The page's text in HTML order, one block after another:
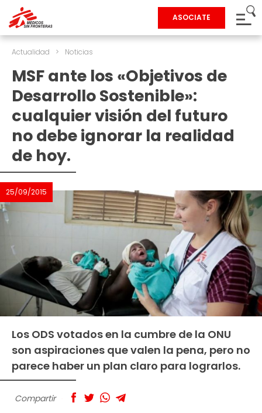
ASOCIATE
Actualidad > Noticias
MSF ante los «Objetivos de
Desarrollo Sostenible»:
cualquier visión del futuro
no debe ignorar la realidad
de hoy.
25/09/2015
Los ODS votados en la cumbre de la ONU
son aspiraciones que valen la pena, pero no
parece haber un plan claro para lograrlos.
Compartir